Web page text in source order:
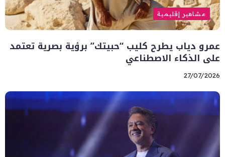
مشاهير إقليمية
عمرو دياب يطرح كليب “حبيتك” برؤية بصرية تعتمد
على الذكاء الاصطناعي
27/07/2026